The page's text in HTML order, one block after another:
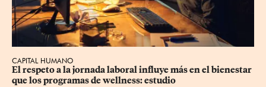
CAPITAL HUMANO
El respeto a la jornada laboral influye más en el bienestar
que los programas de wellness: estudio